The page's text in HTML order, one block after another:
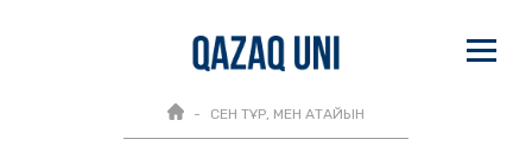
СЕН ТҰР, МЕН АТАЙЫН